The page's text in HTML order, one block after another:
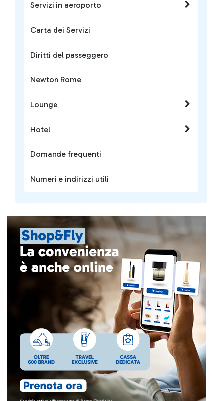
Servizi in aeroporto
Carta dei Servizi
Diritti del passeggero
Newton Rome
Lounge
Hotel
Domande frequenti
Numeri e indirizzi utili